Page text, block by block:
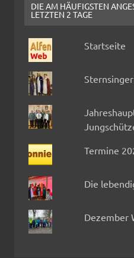
DIE AM HÄUFIGSTEN
LETZTEN 2 TAGE
Startseite
Termine
Die
Dezember